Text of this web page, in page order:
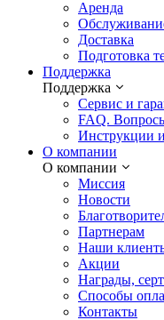
Аренда
Доставка
Подготовка
Поддержка
Поддержка
Сервис и
FAQ.
Инструкции
О компании
О компании
Миссия
Новости
Партнерам
Наши
Акции
Награды,
Способы
Контакты